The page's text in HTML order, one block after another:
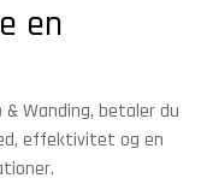
en
Wanding, betaler du
effektivitet og en